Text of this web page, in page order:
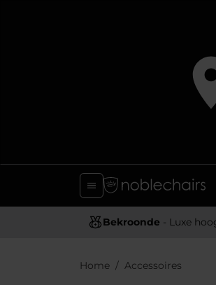
Bekroonde - Luxe
Home Accessoires